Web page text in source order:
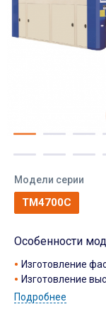
Модели серии
TM4700C
Особенности
Изготовление
Изготовление
Подробнее